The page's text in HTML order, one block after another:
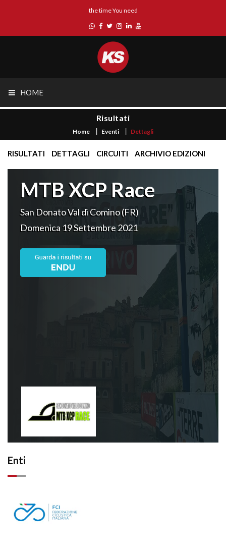
the time You need
HOME
Risultati
Home Eventi Dettagli
RISULTATI DETTAGLI CIRCUITI ARCHIVIO EDIZIONI
MTB XCP Race
San Donato Val di Comino (FR)
Domenica 19 Settembre 2021
Enti